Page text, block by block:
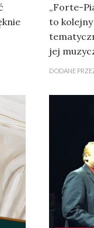
„Forte-
to
jej
DODANE